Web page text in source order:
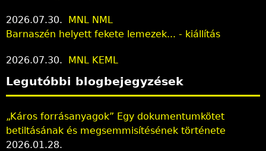
2026.07.30.
MNL NML
Barnaszén helyett fekete lemezek... - kiállítás
2026.07.30. MNL KEML
Legutóbbi blogbejegyzések
„Káros forrásanyagok” Egy dokumentumkötet
betiltásának és megsemmisítésének története
2026.01.28.